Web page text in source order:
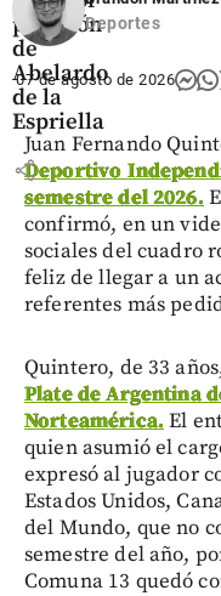
posesión
de
Abelardo
de la
Espriella
share
Deportes
07 de agosto de 2026
Juan Fernando
Deportivo
semestre del 2026.
confirmó, en un
sociales del cuadro
feliz de llegar a un
referentes más
Quintero, de 33
Plate de Argentina
Norteamérica. El
quien asumió el
expresó al jugador
Estados Unidos,
del Mundo, que no
semestre del año,
Comuna 13 quedó